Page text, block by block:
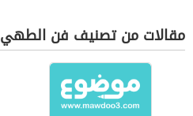
مقالات من تصنيف فن الطهي